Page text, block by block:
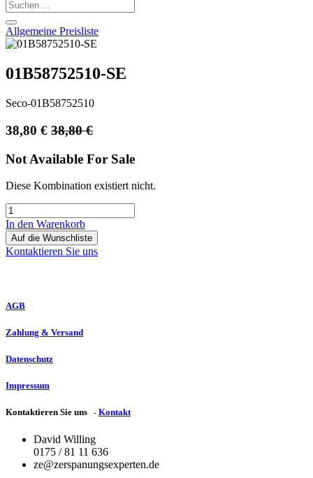
Allgemeine Preisliste
01B58752510-SE
Seco-01B58752510
38,80 € 38,80€
Not Available For Sale
Diese Kombination existiert nicht.
In den Warenkorb
Auf die Wunschliste
Kontaktieren Sie uns
AGB
Zahlung & Versand
Datenschutz
Impressum
Kontaktieren Sie uns - Kontakt
David Willing
0175 / 81 11 636
ze@zerspanungsexperten.de